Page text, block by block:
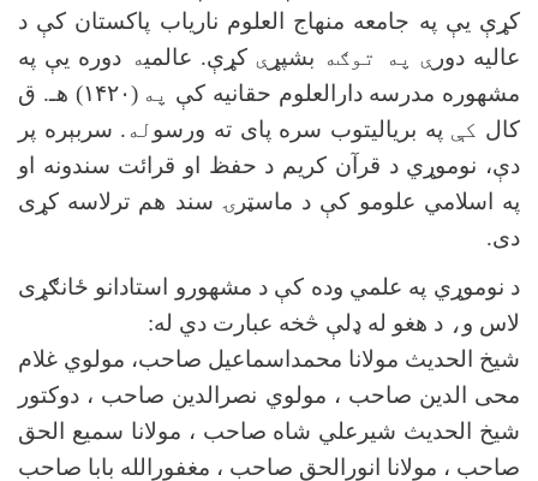
کړې يې په جامعه منهاج العلوم ناریاب پاکستان کې د
عالیه دور ې په توګه بشپړ ېکړې. عالميه دوره یې په
مشهوره مدرسه دارالعلوم حقانیه کې په (۱۴۲۰) هـ . ق
کال کې په بریالیتوب سره پای ته ورسوله . سربېره پر
دې، نوموړي د قرآن کریم د حفظ او قرائت سندونه او
په اسلامي علومو کې د ماسټرۍ سند هم ترلاسه کړی
دی.
د نوموړي په علمي وده کې د مشهورو استادانو ځانګړی
لاس و، د هغو له ډلې څخه عبارت دي له:
شیخ الحدیث مولانا محمداسماعیل صاحب، مولوي غلام
محی الدین صاحب ، مولوي نصرالدین صاحب ، دوکتور
شیخ الحدیث شیرعلي شاه صاحب ، مولانا سمیع الحق
صاحب ، مولانا انورالحق صاحب ، مغفورالله بابا صاحب